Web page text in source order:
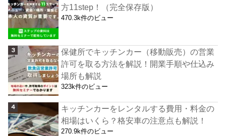
方11step！（完全保存版）
470.3k件のビュー
保健所でキッチンカー（移動販売）の営業
許可を取る方法を解説！開業手順や仕込み
場所も解説
323k件のビュー
キッチンカーをレンタルする費用・料金の
相場はいくら？格安車の注意点も解説！
270.9k件のビュー